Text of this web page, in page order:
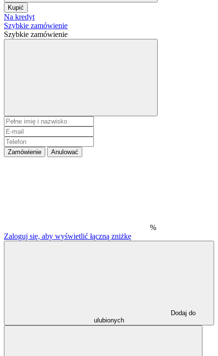
Kupić
Na kredyt
Szybkie zamówienie
Szybkie zamówienie
Zamówienie Anulować
%
Zaloguj się, aby wyświetlić łączną zniżkę
Dodaj do
ulubionych